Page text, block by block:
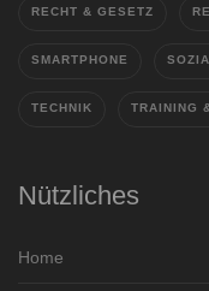
RECHT & GESETZ
SMARTPHONE
TECHNIK TRAINING
Nützliches
Home